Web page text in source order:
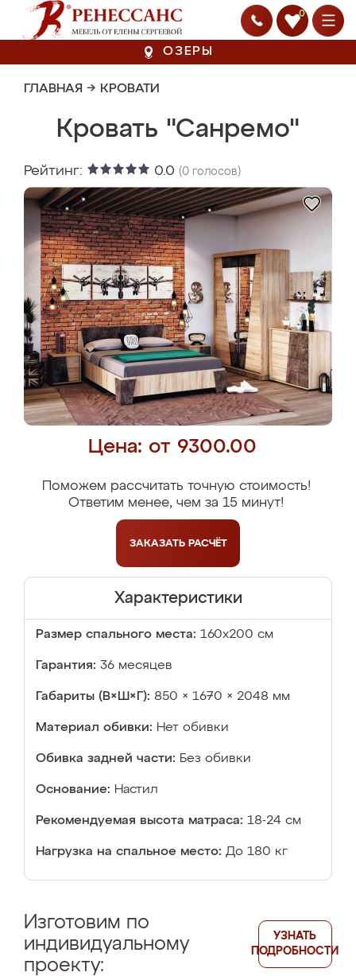
0
ОЗЕРЫ
ГЛАВНАЯ → КРОВАТИ
Кровать "Санремо"
Рейтинг: 0.0 (0 голосов)
Цена: от 9300.00
Поможем рассчитать точную стоимость!
Ответим менее, чем за 15 минут!
ЗАКАЗАТЬ РАСЧЁТ
Характеристики
Размер спального места: 160х200 см
Гарантия: 36 месяцев
Габариты (В×Ш×Г): 850 × 1670 × 2048 мм
Материал обивки: Нет обивки
Обивка задней части: Без обивки
Основание: Настил
Рекомендуемая высота матраса: 18-24 см
Нагрузка на спальное место: До 180 кг
Изготовим по
индивидуальному
проекту:
УЗНАТЬ
ПОДРОБНОСТИ